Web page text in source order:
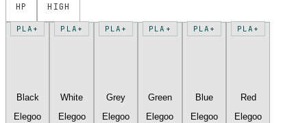
HP HIGH
PLA+
Black
Elegoo
PLA+
White
Elegoo
PLA+
Grey
Elegoo
PLA+
Green
Elegoo
PLA+
Blue
Elegoo
PLA+
Red
Elegoo